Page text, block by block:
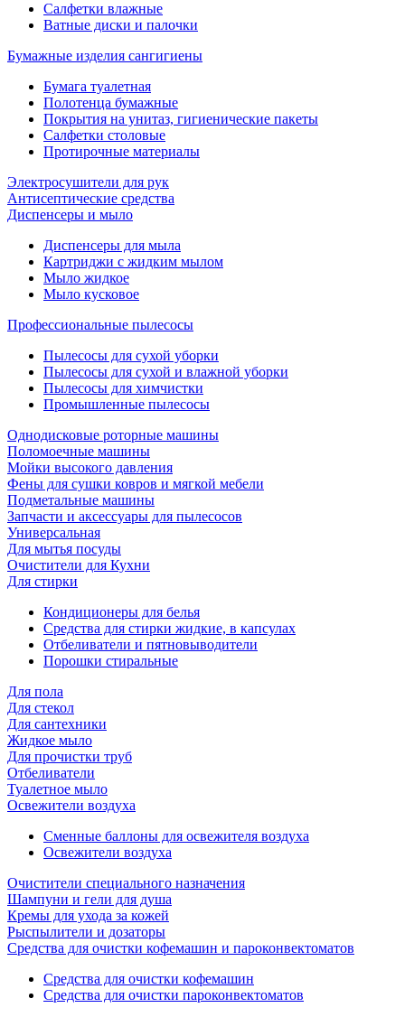
Салфетки влажные
Ватные диски и палочки
Бумажные изделия сангигиены
Бумага туалетная
Полотенца бумажные
Покрытия на унитаз, гигиенические пакеты
Салфетки столовые
Протирочные материалы
Электросушители для рук
Антисептические средства
Диспенсеры и мыло
Диспенсеры для мыла
Картриджи с жидким мылом
Мыло жидкое
Мыло кусковое
Профессиональные пылесосы
Пылесосы для сухой уборки
Пылесосы для сухой и влажной уборки
Пылесосы для химчистки
Промышленные пылесосы
Однодисковые роторные машины
Поломоечные машины
Мойки высокого давления
Фены для сушки ковров и мягкой мебели
Подметальные машины
Запчасти и аксессуары для пылесосов
Универсальная
Для мытья посуды
Очиcтители для Кухни
Для стирки
Кондиционеры для белья
Средства для стирки жидкие, в капсулах
Отбеливатели и пятновыводители
Порошки стиральные
Для пола
Для стекол
Для сантехники
Жидкое мыло
Для прочистки труб
Отбеливатели
Туалетное мыло
Освежители воздуха
Сменные баллоны для освежителя воздуха
Освежители воздуха
Очистители специального назначения
Шампуни и гели для душа
Кремы для ухода за кожей
Рыспылители и дозаторы
Cредства для очистки кофемашин и пароконвектоматов
Средства для очистки кофемашин
Cредства для очистки пароконвектоматов